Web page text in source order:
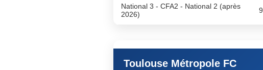
National 3 - CFA2 - National 2 (après
2026)
9
Toulouse Métropole FC